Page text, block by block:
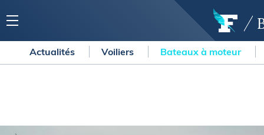
Actualités Voiliers Bateaux à moteur